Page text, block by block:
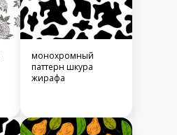
монохромный
паттерн шкура
жирафа